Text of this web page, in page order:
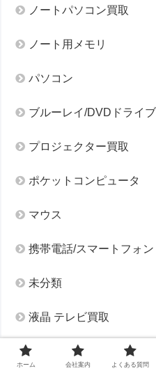
ノートパソコン買取
ノート用メモリ
パソコン
ブルーレイ/DVDドライブ
プロジェクター買取
ポケットコンピュータ
マウス
携帯電話/スマートフォン
未分類
液晶 テレビ買取
自作 パソコン
ホーム 会社案内 よくある質問